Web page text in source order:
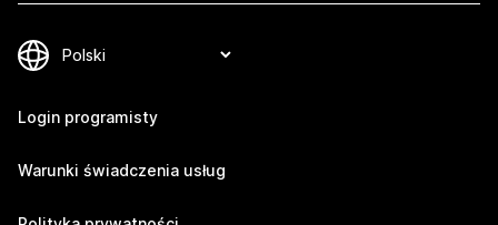
Login programisty
Warunki świadczenia usług